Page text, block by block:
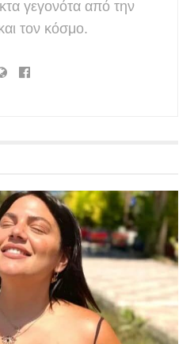
γεγονότα από την
τον κόσμο.